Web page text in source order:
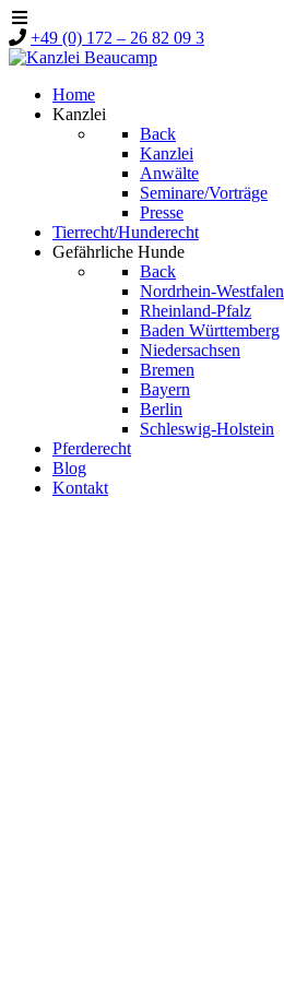
+49 (0) 172 – 26 82 09 3
Home
Kanzlei
Back
Kanzlei
Anwälte
Seminare/Vorträge
Presse
Tierrecht/Hunderecht
Gefährliche Hunde
Back
Nordrhein-Westfalen
Rheinland-Pfalz
Baden Württemberg
Niedersachsen
Bremen
Bayern
Berlin
Schleswig-Holstein
Pferderecht
Blog
Kontakt